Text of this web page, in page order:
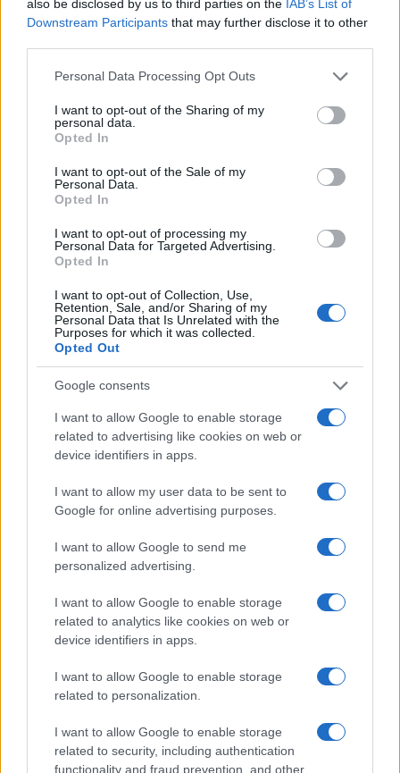
also be disclosed by us to third parties on the IAB’s List of
Downstream Participants that may further disclose it to other
Please note that this website/app uses one or more Google
not limited to your visit or usage behaviour. You may click to
grant or deny consent to Google and its third-party tags to
use your data for below specified purposes in below Google
consent section.
Personal Data Processing Opt Outs
I want to opt-out of the Sharing of my
personal data.
Opted In
I want to opt-out of the Sale of my
Personal Data.
Opted In
I want to opt-out of processing my
Personal Data for Targeted Advertising.
Opted In
I want to opt-out of Collection, Use,
Retention, Sale, and/or Sharing of my
Personal Data that Is Unrelated with the
Purposes for which it was collected.
Opted Out
Google consents
I want to allow Google to enable storage
related to advertising like cookies on web or
device identifiers in apps.
I want to allow my user data to be sent to
Google for online advertising purposes.
I want to allow Google to send me
personalized advertising.
I want to allow Google to enable storage
related to analytics like cookies on web or
device identifiers in apps.
I want to allow Google to enable storage
related to personalization.
I want to allow Google to enable storage
related to security, including authentication
functionality and fraud prevention, and other
λεφτα ,ας αυξησουμε λιγο τα ποσα συντηρησης αν χρειαζεται.
0 Reply
Tazos(@tazos)
Active Member
25 Νοεμβρίου 2022 20:53
Όταν σου δείχνουν έτσι φορτωμένο και ετοιμοπόλεμο το
Phantom, σου πάει η καρδιά να το αποσύρεις;
Nikolaos (@nikolaos)
26 Νοεμβρίου 2022 17:25
#461792
Από τις ωραιότερες φωτό οπλισμένων ελληνικών Φάντομ, ενώ
photos της 117 (“γράφουν” ωραία στο φακό), οι αξιολογότατες
GBU-24 Paveway III LGB 2000 λιβρών δεν είναι κάτι που βλέπει
κάποιος πολύ συχνά.
Reply